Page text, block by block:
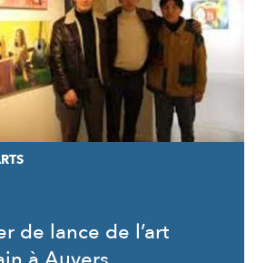
de lance de l’art